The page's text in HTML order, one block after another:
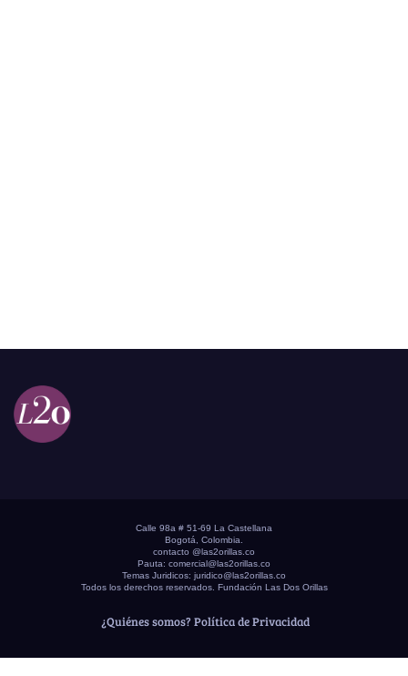
Calle 98a # 51-69 La Castellana
Bogotá, Colombia.
contacto @las2orillas.co
Pauta: comercial@las2orillas.co
Temas Juridicos: juridico@las2orillas.co
Todos los derechos reservados. Fundación Las Dos Orillas
¿Quiénes somos? Política de Privacidad